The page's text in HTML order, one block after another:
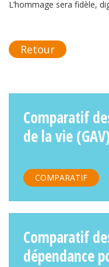
L’hommage sera fidèle,
Retour
Comparatif
de la vie
COMPARATIF
Comparatif
dépendance